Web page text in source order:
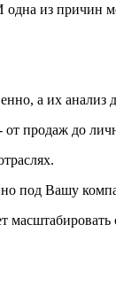
из причин
а их анализ
продаж до
под Вашу